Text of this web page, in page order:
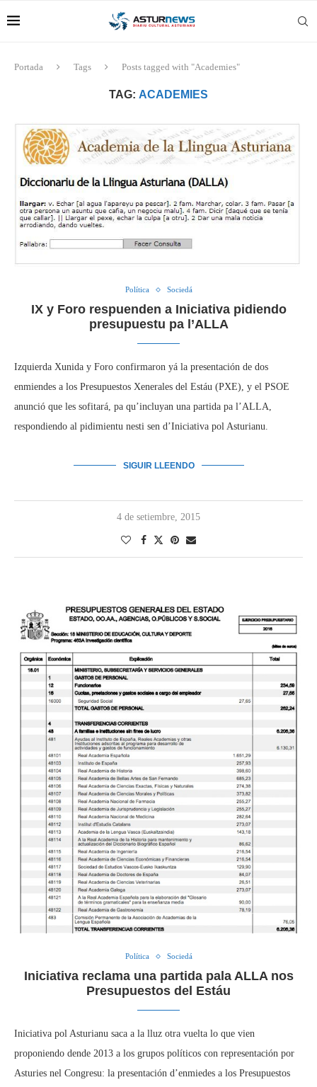
Portada Tags Posts tagged with "Academies"
TAG: ACADEMIES
Política Sociedá
IX y Foro respuenden a Iniciativa pidiendo
presupuestu pa l’ALLA
Izquierda Xunida y Foro confirmaron yá la presentación de dos
enmiendes a los Presupuestos Xenerales del Estáu (PXE), y el PSOE
anunció que les sofitará, pa qu’incluyan una partida pa l’ALLA,
respondiendo al pidimientu nesti sen d’Iniciativa pol Asturianu.
SIGUIR LLEENDO
4 de setiembre, 2015
Política Sociedá
Iniciativa reclama una partida pala ALLA nos
Presupuestos del Estáu
Iniciativa pol Asturianu saca a la lluz otra vuelta lo que vien
proponiendo dende 2013 a los grupos políticos con representación por
Asturies nel Congresu: la presentación d’enmiedes a los Presupuestos